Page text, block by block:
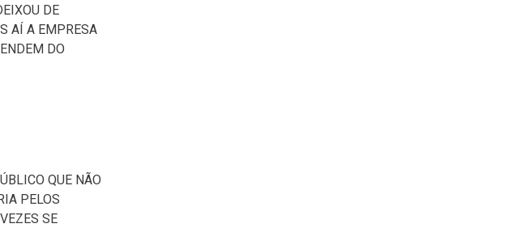
DE
AÍ A EMPRESA
DO
QUE NÃO
PELOS
SE